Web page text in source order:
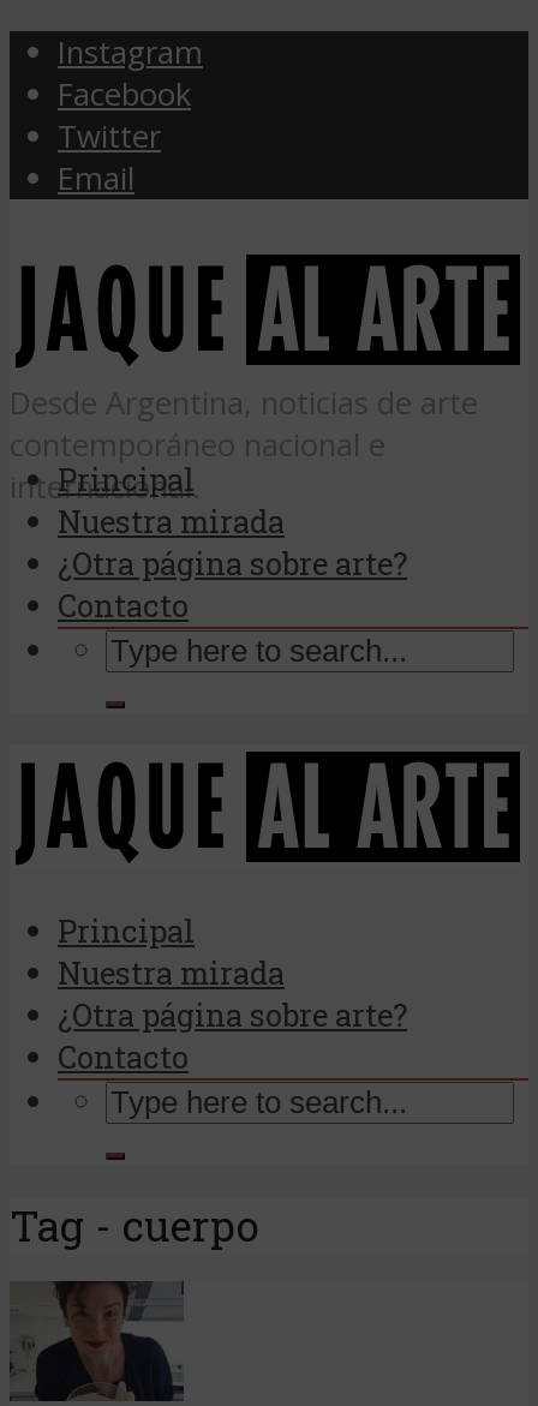
Instagram
Facebook
Twitter
Email
Desde Argentina, noticias de arte
contemporáneo nacional e
internacional.
Principal
Nuestra mirada
¿Otra página sobre arte?
Contacto
Principal
Nuestra mirada
¿Otra página sobre arte?
Contacto
Tag - cuerpo